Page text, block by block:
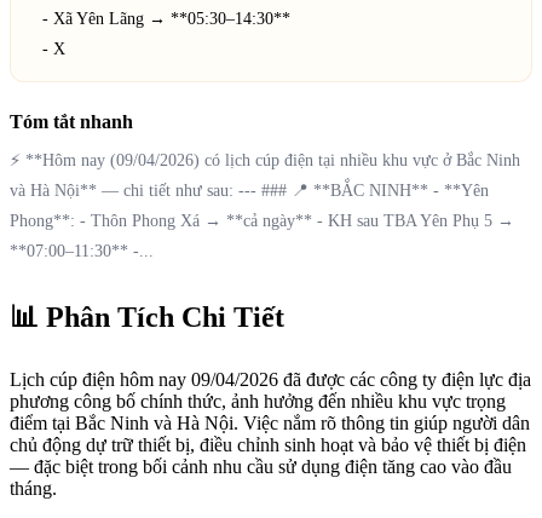
  - X
Tóm tắt nhanh
⚡ **Hôm nay (09/04/2026) có lịch cúp điện tại nhiều khu vực ở Bắc Ninh
và Hà Nội** — chi tiết như sau: --- ### 📍 **BẮC NINH** - **Yên
Phong**: - Thôn Phong Xá → **cả ngày** - KH sau TBA Yên Phụ 5 →
**07:00–11:30** -...
📊 Phân Tích Chi Tiết
Lịch cúp điện hôm nay 09/04/2026 đã được các công ty điện lực địa
phương công bố chính thức, ảnh hưởng đến nhiều khu vực trọng
điểm tại Bắc Ninh và Hà Nội. Việc nắm rõ thông tin giúp người dân
chủ động dự trữ thiết bị, điều chỉnh sinh hoạt và bảo vệ thiết bị điện
— đặc biệt trong bối cảnh nhu cầu sử dụng điện tăng cao vào đầu
tháng.